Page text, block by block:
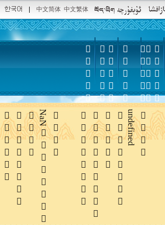
中文简体 中文繁体

 
 


NaN


 
undefined



